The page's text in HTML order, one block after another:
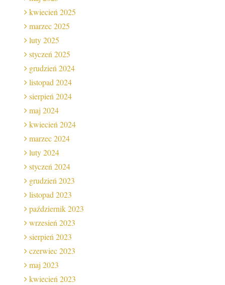
kwiecień 2025
marzec 2025
luty 2025
styczeń 2025
grudzień 2024
listopad 2024
sierpień 2024
maj 2024
kwiecień 2024
marzec 2024
luty 2024
styczeń 2024
grudzień 2023
listopad 2023
październik 2023
wrzesień 2023
sierpień 2023
czerwiec 2023
maj 2023
kwiecień 2023